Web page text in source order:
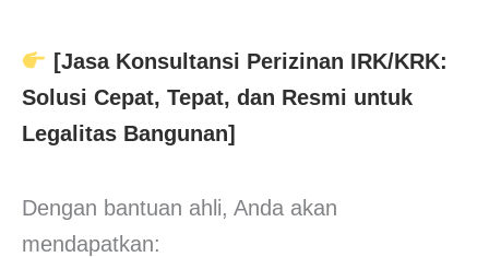
[Jasa Konsultansi Perizinan IRK/KRK:
Solusi Cepat, Tepat, dan Resmi untuk
Legalitas Bangunan]
Dengan bantuan ahli, Anda akan
mendapatkan: